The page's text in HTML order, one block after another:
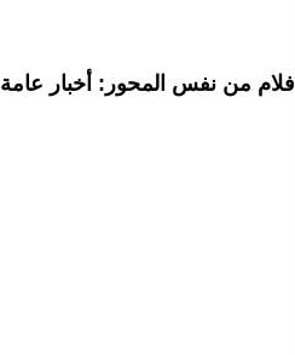
افلام من نفس المحور: أخبار عامة